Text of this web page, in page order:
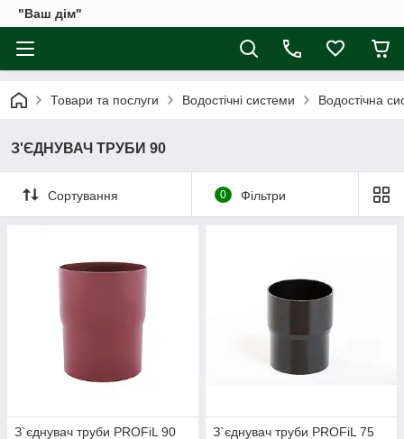
"Ваш дім"
Товари та послуги Водостічні системи Водостічна
З'ЄДНУВАЧ ТРУБИ 90
Сортування 0 Фільтри
З`єднувач труби PROFiL 90
З`єднувач труби PROFiL 75